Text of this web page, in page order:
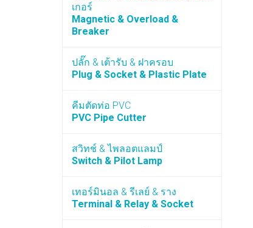
เกอร์
Magnetic & Overload &
Breaker
ปลั๊ก & เต้ารับ & ฝาครอบ
Plug & Socket & Plastic Plate
คีมตัดท่อ PVC
PVC Pipe Cutter
สวิทช์ & ไพลอตแลมป์
Switch & Pilot Lamp
เทอร์มินอล & รีเลย์ & ราง
Terminal & Relay & Socket